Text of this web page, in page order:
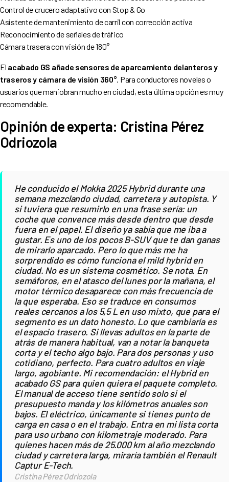
Control de crucero adaptativo con Stop & Go
Asistente de mantenimiento de carril con corrección activa
Reconocimiento de señales de tráfico
Cámara trasera con visión de 180°
El acabado GS añade sensores de aparcamiento delanteros y
traseros y cámara de visión 360°. Para conductores noveles o
usuarios que maniobran mucho en ciudad, esta última opción es muy
recomendable.
Opinión de experta: Cristina Pérez
Odriozola
He conducido el Mokka 2025 Hybrid durante una
semana mezclando ciudad, carretera y autopista. Y
si tuviera que resumirlo en una frase sería: un
coche que convence más desde dentro que desde
fuera en el papel. El diseño ya sabía que me iba a
gustar. Es uno de los pocos B-SUV que te dan ganas
de mirarlo aparcado. Pero lo que más me ha
sorprendido es cómo funciona el mild hybrid en
ciudad. No es un sistema cosmético. Se nota. En
semáforos, en el atasco del lunes por la mañana, el
motor térmico desaparece con más frecuencia de
la que esperaba. Eso se traduce en consumos
reales cercanos a los 5,5 L en uso mixto, que para el
segmento es un dato honesto. Lo que cambiaría es
el espacio trasero. Si llevas adultos en la parte de
atrás de manera habitual, van a notar la banqueta
corta y el techo algo bajo. Para dos personas y uso
cotidiano, perfecto. Para cuatro adultos en viaje
largo, agobiante. Mi recomendación: el Hybrid en
acabado GS para quien quiera el paquete completo.
El manual de acceso tiene sentido solo si el
presupuesto manda y los kilómetros anuales son
bajos. El eléctrico, únicamente si tienes punto de
carga en casa o en el trabajo. Entra en mi lista corta
para uso urbano con kilometraje moderado. Para
quienes hacen más de 25.000 km al año mezclando
ciudad y carretera larga, miraría también el Renault
Captur E-Tech.
Cristina Pérez Odriozola